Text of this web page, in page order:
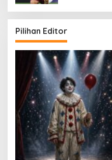
Pilihan Editor